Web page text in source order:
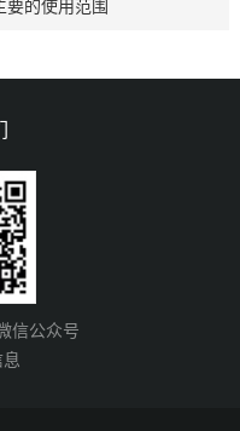
要的使用范围
信公众号